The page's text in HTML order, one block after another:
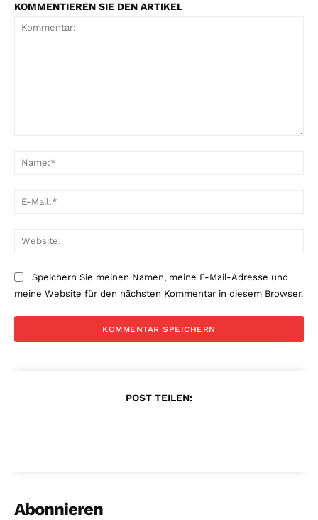
KOMMENTIEREN SIE DEN ARTIKEL
Speichern Sie meinen Namen, meine E-Mail-Adresse und
meine Website für den nächsten Kommentar in diesem Browser.
POST TEILEN:
Abonnieren